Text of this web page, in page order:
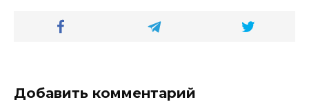
Добавить комментарий